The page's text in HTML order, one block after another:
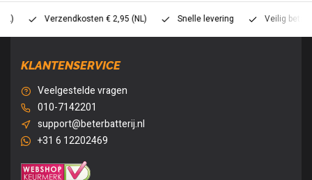
Verzendkosten € 2,95 (NL) Snelle levering Veilig betalen
KLANTENSERVICE
Veelgestelde vragen
010-7142201
support@beterbatterij.nl
+31 6 12202469